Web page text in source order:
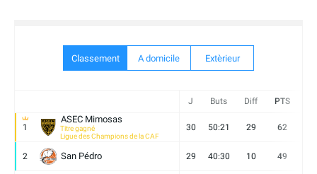
Classement A domicile Extèrieur
J Buts Diff PTS
1
ASEC Mimosas
Titre gagné
Ligue des Champions de la CAF
30 50:21 29 62
2 San Pédro 29 40:30 10 49